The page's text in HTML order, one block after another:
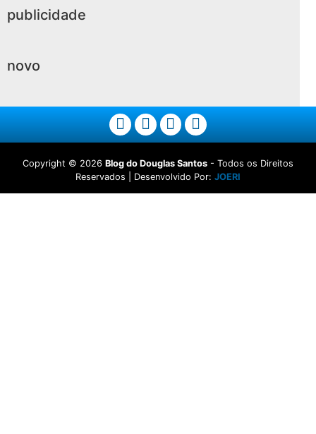
publicidade
novo
Copyright © 2026 Blog do Douglas Santos - Todos os Direitos
Reservados | Desenvolvido Por: JOERI